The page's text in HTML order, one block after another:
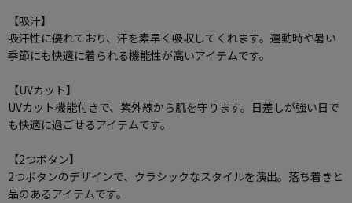
【吸汗】
吸汗性に優れており、汗を素早く吸収してくれます。運動時や暑い
季節にも快適に着られる機能性が高いアイテムです。
【UVカット】
UVカット機能付きで、紫外線から肌を守ります。日差しが強い日で
も快適に過ごせるアイテムです。
【2つボタン】
2つボタンのデザインで、クラシックなスタイルを演出。落ち着きと
品のあるアイテムです。